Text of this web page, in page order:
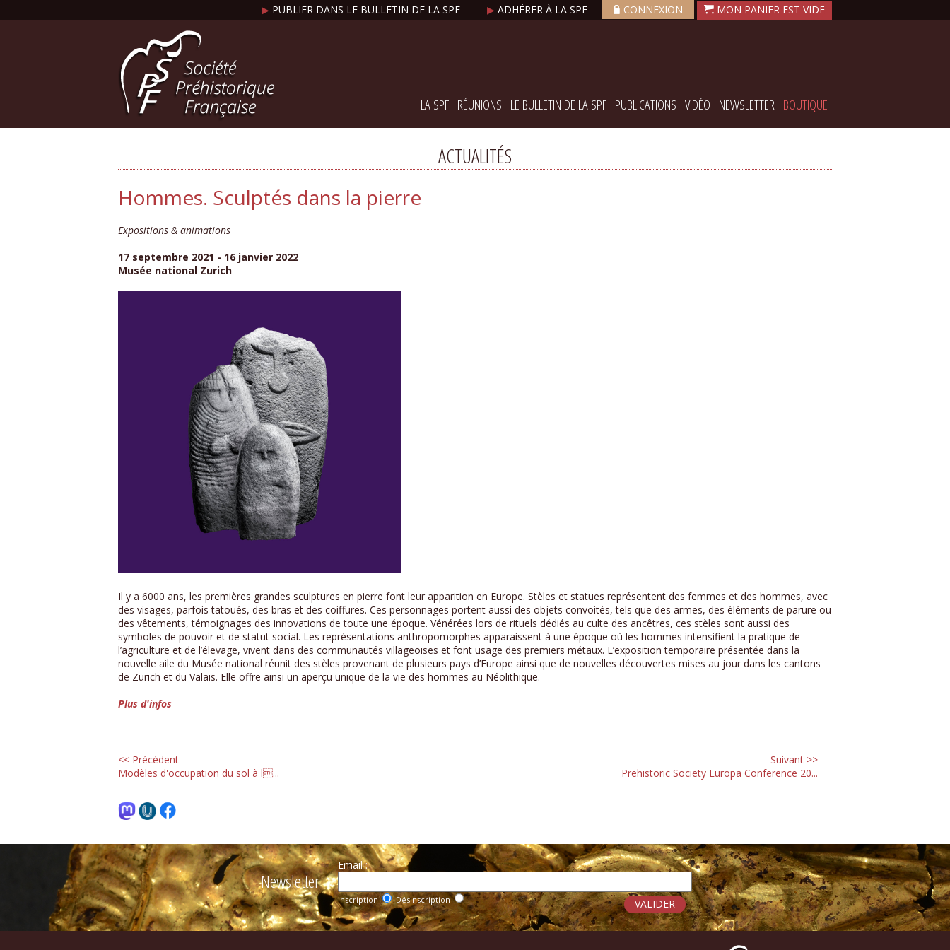
▶ PUBLIER DANS LE BULLETIN DE LA SPF ▶ ADHÉRER À LA SPF CONNEXION
LA SPF RÉUNIONS LE BULLETIN DE LA SPF PUBLICATIONS VIDÉO NEWSLETTER BOUTIQUE
ACTUALITÉS
Hommes. Sculptés dans la pierre
Expositions & animations
17 septembre 2021 - 16 janvier 2022
Musée national Zurich
Il y a 6000 ans, les premières grandes sculptures en pierre font leur apparition en Europe. Stèles et statues représentent des femmes et des hommes, avec
des visages, parfois tatoués, des bras et des coiffures. Ces personnages portent aussi des objets convoités, tels que des armes, des éléments de parure ou
des vêtements, témoignages des innovations de toute une époque. Vénérées lors de rituels dédiés au culte des ancêtres, ces stèles sont aussi des
symboles de pouvoir et de statut social. Les représentations anthropomorphes apparaissent à une époque où les hommes intensifient la pratique de
l’agriculture et de l’élevage, vivent dans des communautés villageoises et font usage des premiers métaux. L’exposition temporaire présentée dans la
nouvelle aile du Musée national réunit des stèles provenant de plusieurs pays d’Europe ainsi que de nouvelles découvertes mises au jour dans les cantons
de Zurich et du Valais. Elle offre ainsi un aperçu unique de la vie des hommes au Néolithique.
Plus d'infos
<< Précédent
Modèles d'occupation du sol à l...
Suivant >>
Prehistoric Society Europa Conference 20...
Newsletter
Email :
Inscription Désinscription